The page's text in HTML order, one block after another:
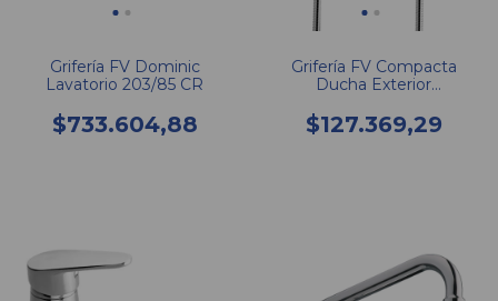
Grifería FV Dominic
Lavatorio 203/85 CR
$733.604,88
Grifería FV Compacta
Ducha Exterior
$127.369,29